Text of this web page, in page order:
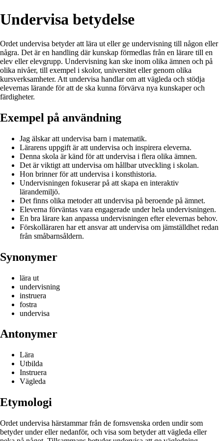
Undervisa betydelse
Ordet undervisa betyder att lära ut eller ge undervisning till någon eller
några. Det är en handling där kunskap förmedlas från en lärare till en
elev eller elevgrupp. Undervisning kan ske inom olika ämnen och på
olika nivåer, till exempel i skolor, universitet eller genom olika
kursverksamheter. Att undervisa handlar om att vägleda och stödja
elevernas lärande för att de ska kunna förvärva nya kunskaper och
färdigheter.
Exempel på användning
Jag älskar att undervisa barn i matematik.
Lärarens uppgift är att undervisa och inspirera eleverna.
Denna skola är känd för att undervisa i flera olika ämnen.
Det är viktigt att undervisa om hållbar utveckling i skolan.
Hon brinner för att undervisa i konsthistoria.
Undervisningen fokuserar på att skapa en interaktiv
lärandemiljö.
Det finns olika metoder att undervisa på beroende på ämnet.
Eleverna förväntas vara engagerade under hela undervisningen.
En bra lärare kan anpassa undervisningen efter elevernas behov.
Förskolläraren har ett ansvar att undervisa om jämställdhet redan
från småbarnsåldern.
Synonymer
lära ut
undervisning
instruera
fostra
undervisa
Antonymer
Lära
Utbilda
Instruera
Vägleda
Etymologi
Ordet undervisa härstammar från de fornsvenska orden undir som
betyder under eller nedanför, och visa som betyder att vägleda eller